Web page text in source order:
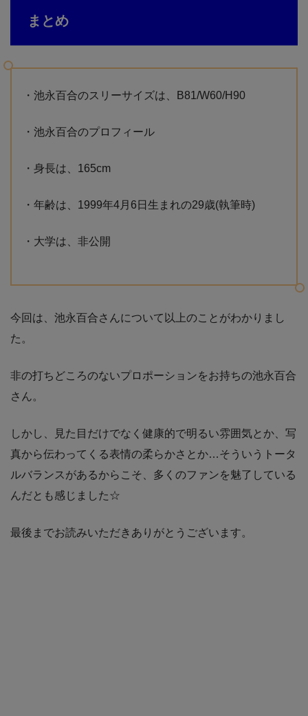
まとめ
・池永百合のスリーサイズは、B81/W60/H90
・池永百合のプロフィール
・身長は、165cm
・年齢は、1999年4月6日生まれの29歳(執筆時)
・大学は、非公開
今回は、池永百合さんについて以上のことがわかりまし
た。
非の打ちどころのないプロポーションをお持ちの池永百合
さん。
しかし、見た目だけでなく健康的で明るい雰囲気とか、写
真から伝わってくる表情の柔らかさとか…そういうトータ
ルバランスがあるからこそ、多くのファンを魅了している
んだとも感じました☆
最後までお読みいただきありがとうございます。